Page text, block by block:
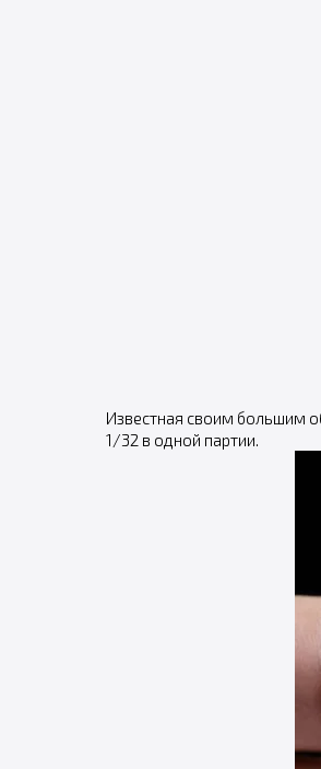
Известная своим большим
1/32 в одной партии.